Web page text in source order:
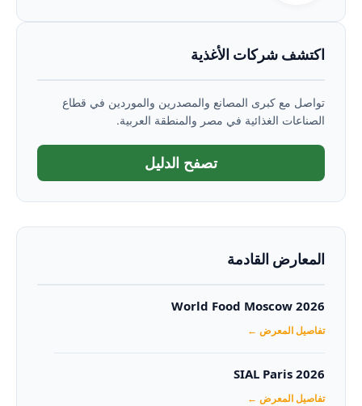
اكتشف شركات الأغذية
تواصل مع كبرى المصانع والمصدرين والموردين في قطاع
الصناعات الغذائية في مصر والمنطقة العربية.
تصفح الدليل
المعارض القادمة
World Food Moscow 2026
تفاصيل المعرض ←
SIAL Paris 2026
تفاصيل المعرض ←